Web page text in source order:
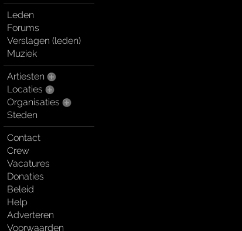
Leden
Forums
Verslagen (leden)
Muziek
Artiesten
Locaties
Organisaties
Steden
Contact
Crew
Vacatures
Donaties
Beleid
Help
Adverteren
Voorwaarden